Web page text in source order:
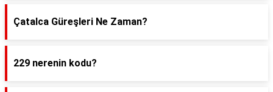
Çatalca Güreşleri Ne Zaman?
229 nerenin kodu?